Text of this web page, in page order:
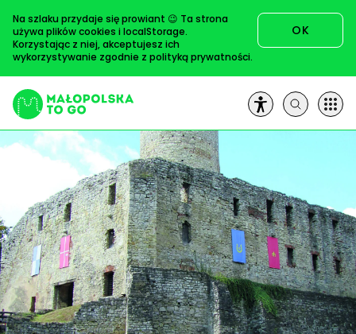
do
treści
Trasy
Artykuły
Książki
Szukaj:
Na szlaku przydaje się prowiant 😉 Ta strona
używa plików cookies i localStorage.
Korzystając z niej, akceptujesz ich
wykorzystywanie zgodnie z polityką prywatności.
OK